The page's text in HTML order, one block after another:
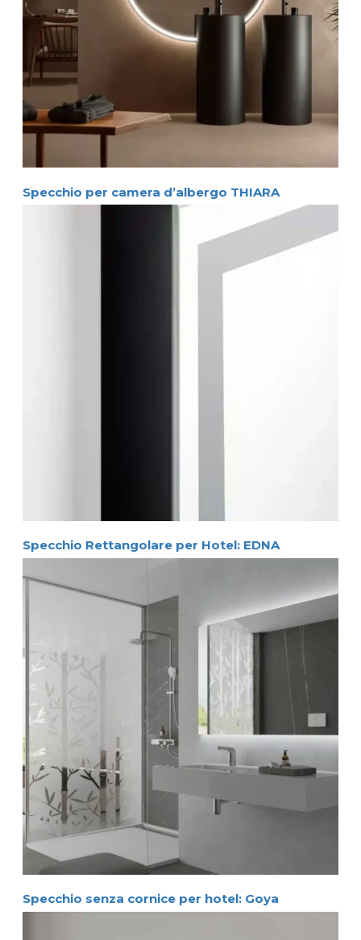
Specchio per camera d’albergo THIARA
Specchio Rettangolare per Hotel: EDNA
Specchio senza cornice per hotel: Goya